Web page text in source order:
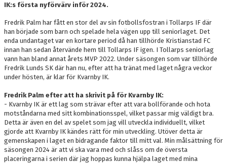
IK:s första nyförvärv inför 2024.
Fredrik Palm har fått en stor del av sin fotbollsfostran i Tollarps IF där
han började som barn och spelade hela vägen upp till seniorlaget. Det
enda undantaget var en kortare period då han tillhörde Kristianstad FC
innan han sedan återvände hem till Tollarps IF igen. I Tollarps seniorlag
vann han bland annat årets MVP 2022. Under säsongen som var tillhörde
Fredrik Lunds SK där han nu, efter att ha tränat med laget några veckor
under hösten, är klar för Kvarnby IK.
Fredrik Palm efter att ha skrivit på för Kvarnby IK:
- Kvarnby IK är ett lag som strävar efter att vara bollförande och hota
motståndarna med sitt kombinationsspel, vilket passar mig väldigt bra.
Detta är även en del av spelet som jag vill utveckla individuellt, vilket
gjorde att Kvarnby IK kändes rätt för min utveckling. Utöver detta är
gemenskapen i laget en bidragande faktor till mitt val. Min målsättning för
säsongen 2024 är att vi ska vara med och slåss om de översta
placeringarna i serien där jag hoppas kunna hjälpa laget med mina